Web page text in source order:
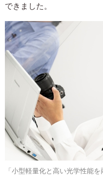
できました。
「小型軽量化と高い光学性能